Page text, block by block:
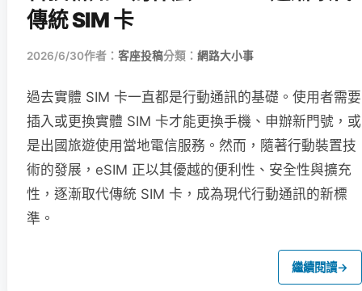
傳統 SIM 卡
2026/6/30作者： 客座投稿分類： 網路大小事
過去實體 SIM 卡一直都是行動通訊的基礎。使用者需要
插入或更換實體 SIM 卡才能更換手機、申辦新門號，或
是出國旅遊使用當地電信服務。然而，隨著行動裝置技
術的發展，eSIM 正以其優越的便利性、安全性與擴充
性，逐漸取代傳統 SIM 卡，成為現代行動通訊的新標
準。
繼續閱讀→